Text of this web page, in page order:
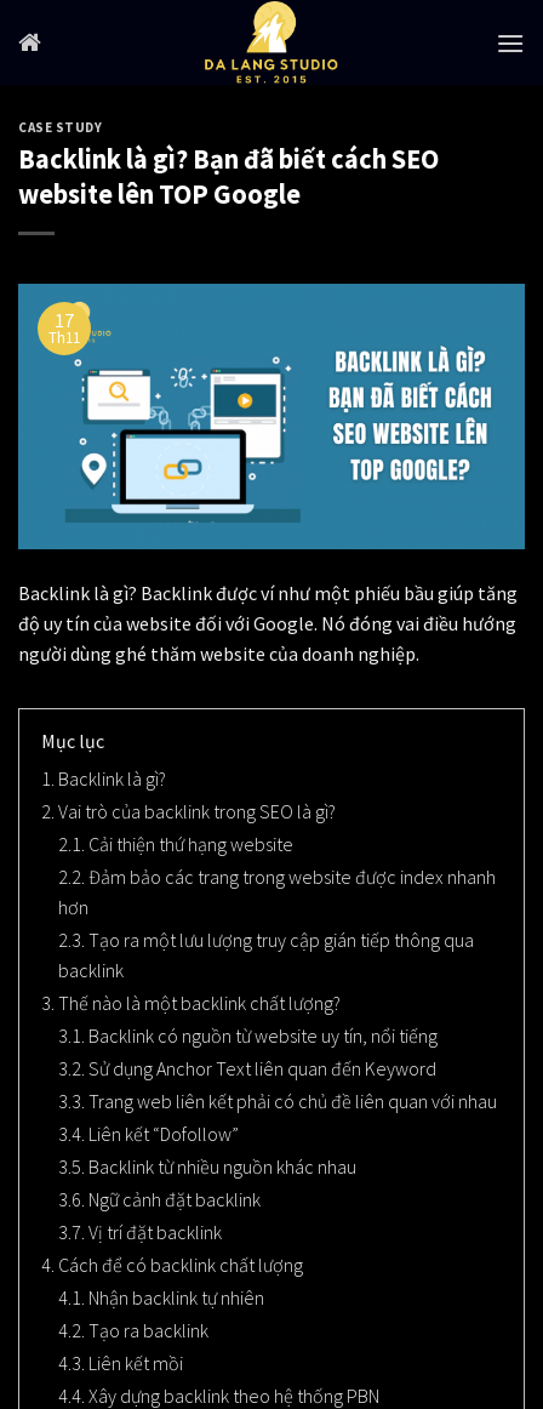
CASE STUDY
Backlink là gì? Bạn đã biết cách SEO
website lên TOP Google
17
Th11
Backlink là gì? Backlink được ví như một phiếu bầu giúp tăng
độ uy tín của website đối với Google. Nó đóng vai điều hướng
người dùng ghé thăm website của doanh nghiệp.
Mục lục
1. Backlink là gì?
2. Vai trò của backlink trong SEO là gì?
2.1. Cải thiện thứ hạng website
2.2. Đảm bảo các trang trong website được index nhanh
hơn
2.3. Tạo ra một lưu lượng truy cập gián tiếp thông qua
backlink
3. Thế nào là một backlink chất lượng?
3.1. Backlink có nguồn từ website uy tín, nổi tiếng
3.2. Sử dụng Anchor Text liên quan đến Keyword
3.3. Trang web liên kết phải có chủ đề liên quan với nhau
3.4. Liên kết “Dofollow”
3.5. Backlink từ nhiều nguồn khác nhau
3.6. Ngữ cảnh đặt backlink
3.7. Vị trí đặt backlink
4. Cách để có backlink chất lượng
4.1. Nhận backlink tự nhiên
4.2. Tạo ra backlink
4.3. Liên kết mồi
4.4. Xây dựng backlink theo hệ thống PBN